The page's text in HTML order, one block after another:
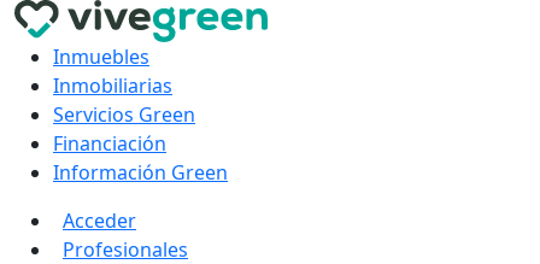
Inmuebles
Inmobiliarias
Servicios Green
Financiación
Información Green
Acceder
Profesionales